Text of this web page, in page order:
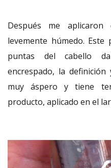
Después me aplicaron
levemente húmedo.
puntas del cabello
encrespado, la
muy áspero y tiene
producto, aplicado en el